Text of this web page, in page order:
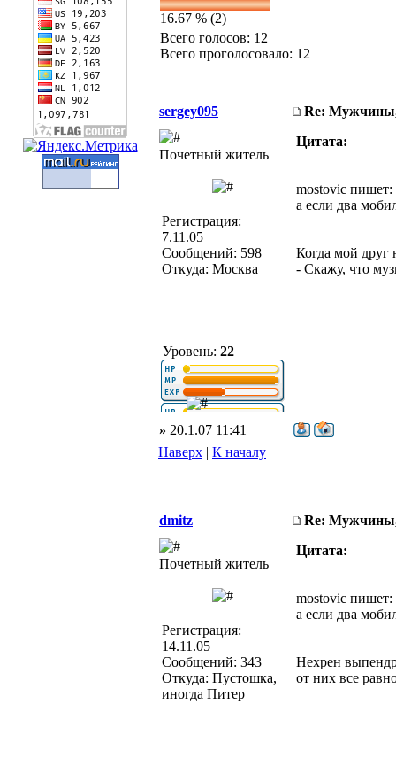
16.67 % (2)
Всего голосов: 12
Всего проголосовало: 12
sergey095 Re:
Почетный житель
Регистрация:
7.11.05
Сообщений: 598
Откуда: Москва
Уровень: 22
Цитата:
mostovic пишет:
а если два
Когда мой друг
- Скажу, что
» 20.1.07 11:41
Наверх | К началу
dmitz Re:
Почетный житель
Регистрация:
14.11.05
Сообщений: 343
Откуда: Пустошка,
иногда Питер
Цитата:
mostovic пишет:
а если два
Нехрен
от них все